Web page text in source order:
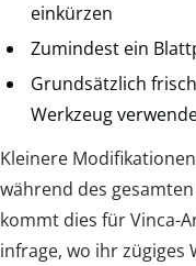
einkürzen
Zumindest ein
Grundsätzlich
Werkzeug
Kleinere
während des
kommt dies für Vinca-
infrage, wo ihr zügiges